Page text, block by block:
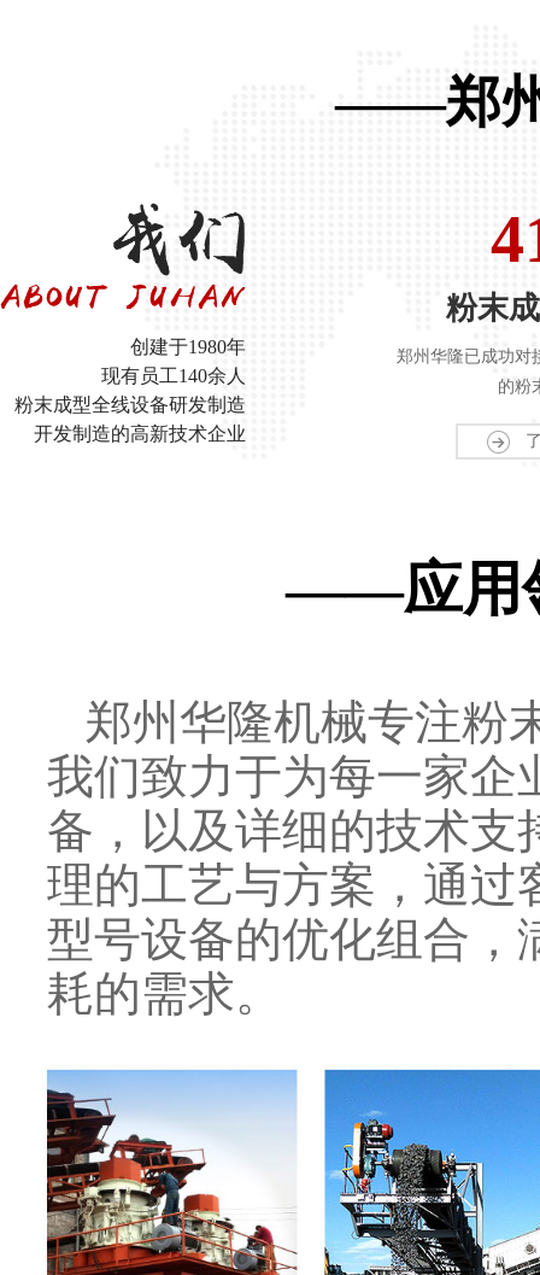
——郑
创建于1980年
现有员工140余人
粉末成型全线设备研发制造
开发制造的高新技术企业
粉末
郑州华隆已成功对
的粉
——应用
郑州华隆机械专注粉
我们致力于为每一家企
备，以及详细的技术支
理的工艺与方案，通过
型号设备的优化组合，
耗的需求。